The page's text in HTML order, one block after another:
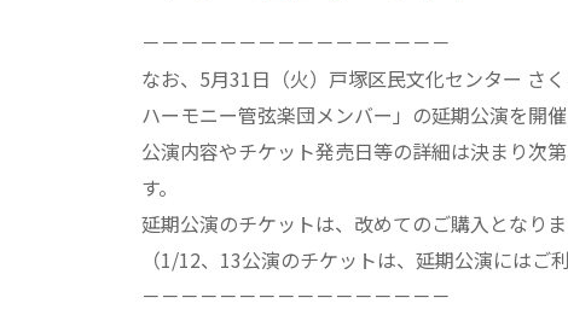
－－－－－－－－－－－－－－－－
なお、5月31日（火）戸塚区民文化センター さ
ハーモニー管弦楽団メンバー」の延期公演を開催
公演内容やチケット発売日等の詳細は決まり次第
す。
延期公演のチケットは、改めてのご購入となりま
（1/12、13公演のチケットは、延期公演にはご
－－－－－－－－－－－－－－－－